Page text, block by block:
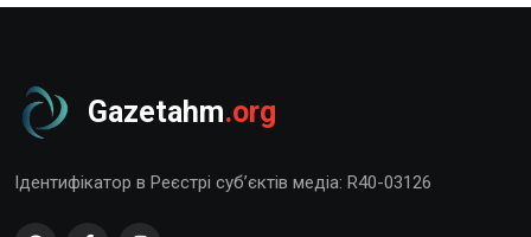
Gazetahm.org
Ідентифікатор в Реєстрі суб’єктів медіа: R40-03126